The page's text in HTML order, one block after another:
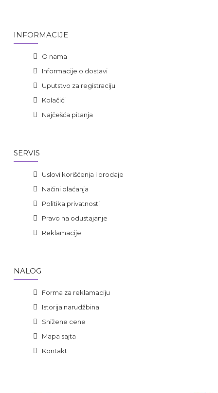
INFORMACIJE
O nama
Informacije o dostavi
Uputstvo za registraciju
Kolačići
Najčešća pitanja
SERVIS
Uslovi korišćenja i prodaje
Načini plaćanja
Politika privatnosti
Pravo na odustajanje
Reklamacije
NALOG
Forma za reklamaciju
Istorija narudžbina
Snižene cene
Mapa sajta
Kontakt